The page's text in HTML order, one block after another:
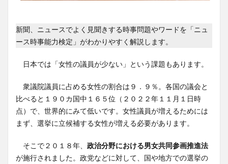
新聞、ニュースでよく見聞きする時事問題やワードを「ニュ
ース時事能力検定」がわかりやすく解説します。
日本では「女性の議員が少ない」という課題もあります。
衆議院議員に占める女性の割合は９．９％。各国の議会と
比べると１９０カ国中１６５位（２０２２年１１月１日時
点）で、世界的にみて低いです。女性議員が増えるためには
まず、選挙に立候補する女性が増える必要があります。
そこで２０１８年、 政治分野における男女共同参画推進法
が施行されました。政党などに対して、国や地方での選挙の